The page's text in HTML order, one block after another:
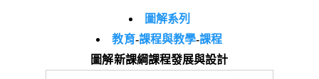
圖解系列
教育-課程與教學-課程
圖解新課綱課程發展與設計